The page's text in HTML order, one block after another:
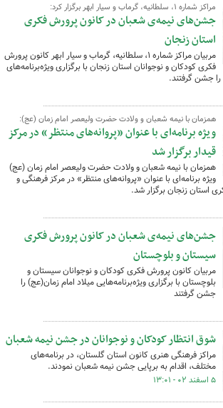
مراکز شماره ۱، سلطانیه، گرماب و سیار ابهر برگزار کرد:
جشن‌های نیمه‌ی شعبان در کانون پرورش فکری
استان زنجان
مربیان مراکز شماره ۱، سلطانیه، گرماب و سیار ابهر کانون پرورش
فکری کودکان و نوجوانان استان زنجان با برگزاری ویژه‌برنامه‌های
جشن گرفتند.
همزمان با نیمه شعبان و ولادت حضرت ولیعصر امام زمان (عج):
ویژه برنامه‌ای با عنوان «پروانه‌های منتظر» در مرکز
قیدار برگزار شد
همزمان با نیمه شعبان و ولادت حضرت ولیعصر امام زمان (عج)
ویژه برنامه‌ای با عنوان «پروانه‌های منتظر» در مرکز فرهنگی و
استان زنجان برگزار شد.
جشن‌های نیمه‌ی شعبان در کانون پرورش فکری
سیستان و بلوچستان
مربیان کانون پرورش فکری کودکان و نوجوانان سیستان و
بلوچستان با برگزاری ویژه‌برنامه‌هایی میلاد امام زمان(عج) را
جشن گرفتند
شوق انتظار کودکان و نوجوانان در جشن نیمه شعبان
مراکز فرهنگی هنری کانون استان گلستان، در برنامه‌های
مختلف، اقدام به برپایی جشن نیمه شعبان نمودند.
۵ اسفند ۰۲ - ۱۳:۰۱